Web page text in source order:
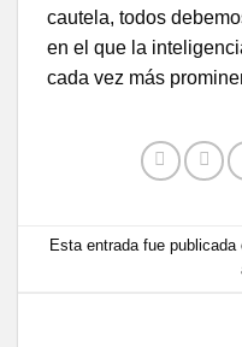
cautela, todos
en el que la
cada vez más
Esta entrada fue publicada